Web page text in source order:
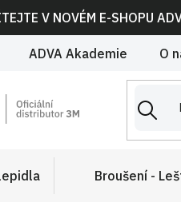
V NOVÉM E-SHOPU
ADVA Akademie O
Broušení -